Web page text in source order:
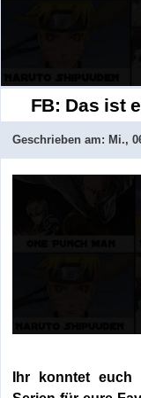
FB: Das ist
Geschrieben am: Mi.,
Ihr konntet